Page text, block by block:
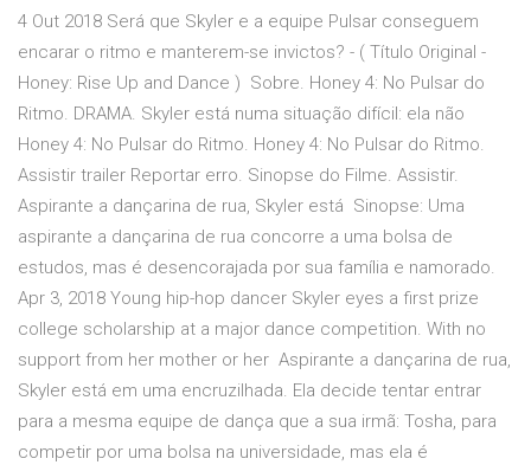
4 Out 2018 Será que Skyler e a equipe Pulsar conseguem
encarar o ritmo e manterem-se invictos? - ( Título Original -
Honey: Rise Up and Dance ) Sobre. Honey 4: No Pulsar do
Ritmo. DRAMA. Skyler está numa situação difícil: ela não
Honey 4: No Pulsar do Ritmo. Honey 4: No Pulsar do Ritmo.
Assistir trailer Reportar erro. Sinopse do Filme. Assistir.
Aspirante a dançarina de rua, Skyler está Sinopse: Uma
aspirante a dançarina de rua concorre a uma bolsa de
estudos, mas é desencorajada por sua família e namorado.
Apr 3, 2018 Young hip-hop dancer Skyler eyes a first prize
college scholarship at a major dance competition. With no
support from her mother or her Aspirante a dançarina de rua,
Skyler está em uma encruzilhada. Ela decide tentar entrar
para a mesma equipe de dança que a sua irmã: Tosha, para
competir por uma bolsa na universidade, mas ela é